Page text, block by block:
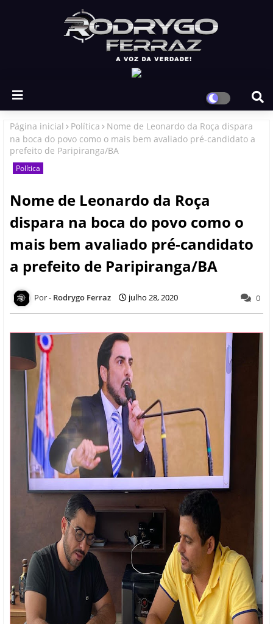
Página inicial Política
Nome de Leonardo da Roça dispara
na boca do povo como o mais bem avaliado pré-candidato a
prefeito de Paripiranga/BA
Política
Nome de Leonardo da Roça
dispara na boca do povo como o
mais bem avaliado pré-candidato
a prefeito de Paripiranga/BA
Rodrygo Ferraz julho 28, 2020 0